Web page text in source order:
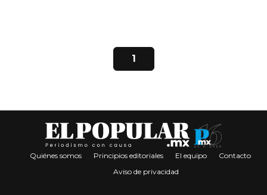
1
Quiénes somos Principios editoriales El equipo
Contacto
Aviso de privacidad